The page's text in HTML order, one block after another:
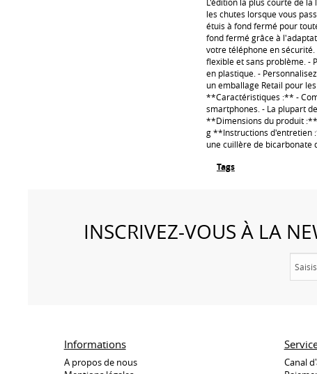
les chutes lorsque vous
étuis à fond fermé pour
fond fermé grâce à
votre téléphone en
flexible et sans problème. -
en plastique. -
un emballage Retail pour
**Caractéristiques :** -
smartphones. - La plupart
**Dimensions du produit :**
g **Instructions d'entretien
une cuillère de bicarbonate
Tags
INSCRIVEZ-VOUS À LA
Informations
A propos de nous
Canal